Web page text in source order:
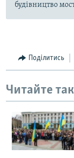
будівництво
Поділитись
Читайте